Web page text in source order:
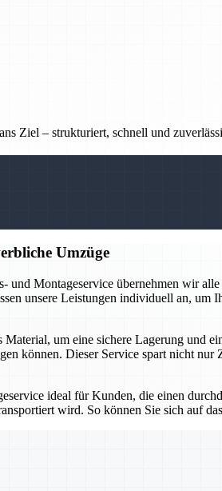
Ziel – strukturiert, schnell und
Umzüge
Montageservice übernehmen wir
unsere Leistungen individuell an, um
um eine sichere Lagerung und
können. Dieser Service spart nicht
ideal für Kunden, die einen
wird. So können Sie sich auf